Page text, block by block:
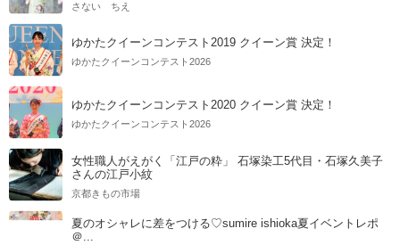
さない ちえ
ゆかたクイーンコンテスト2019 クイーン賞 決定！
ゆかたクイーンコンテスト2026
ゆかたクイーンコンテスト2020 クイーン賞 決定！
ゆかたクイーンコンテスト2026
女性職人がえがく「江戸の粋」 石塚染工5代目・石塚久美子
さんの江戸小紋
京都きもの市場
夏のオシャレに差をつける♡sumire ishioka夏イベントレポ
＠...